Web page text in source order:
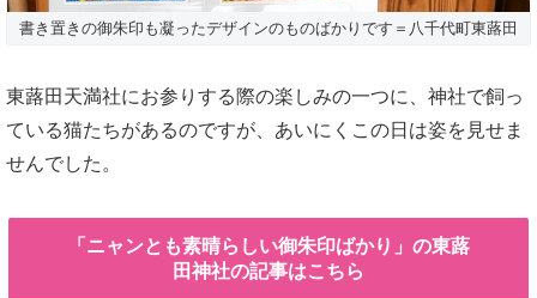
書き置きの御朱印も凝ったデザインのものばかりです＝八千代町東蕗田
東蕗田天満社にお参りする際の楽しみの一つに、神社で飼っ
ている猫たちがあるのですが、あいにくこの日は姿を見せま
せんでした。
「ニャンとも素晴らしい御朱印ばかり」の東蕗
田神社の記事はこちら